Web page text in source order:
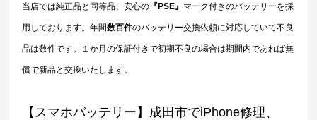
当店では純正品と同等品、安心の 『PSE』 マーク付きのバッテリーを採
用しております。年間数百件のバッテリー交換依頼に対応していて不良
品は数件です。１か月の保証付きで初期不良の場合は期間内であれば無
償で新品と交換いたします。
【スマホバッテリー】成田市でiPhone修理、